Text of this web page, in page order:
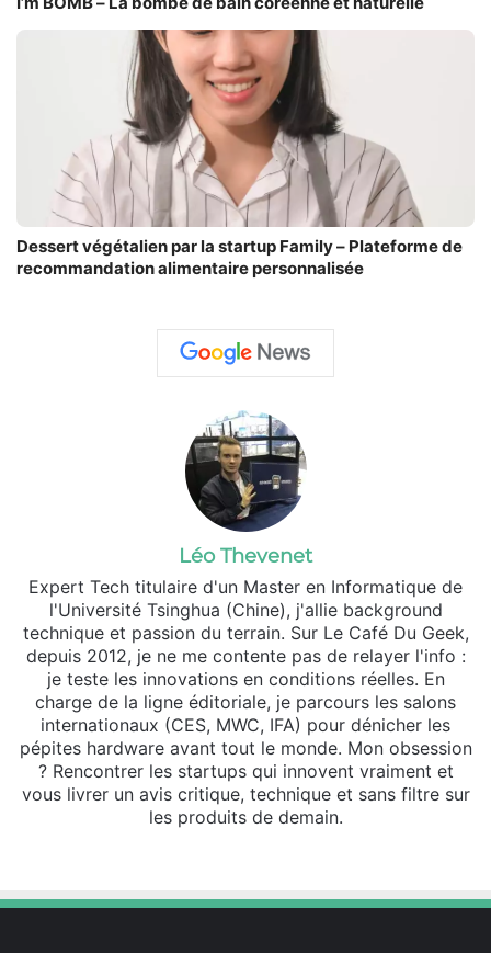
Dessert végétalien par la startup Family – Plateforme de
recommandation alimentaire personnalisée
Léo Thevenet
Expert Tech titulaire d'un Master en Informatique de
l'Université Tsinghua (Chine), j'allie background
technique et passion du terrain. Sur Le Café Du Geek,
depuis 2012, je ne me contente pas de relayer l'info :
je teste les innovations en conditions réelles. En
charge de la ligne éditoriale, je parcours les salons
internationaux (CES, MWC, IFA) pour dénicher les
pépites hardware avant tout le monde. Mon obsession
? Rencontrer les startups qui innovent vraiment et
vous livrer un avis critique, technique et sans filtre sur
les produits de demain.